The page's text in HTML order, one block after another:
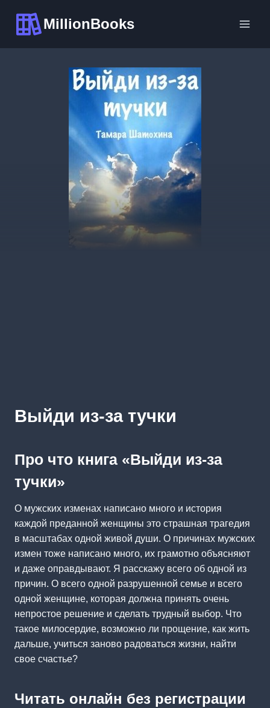
содержимому
MillionBooks
Выйди из-за тучки
Про что книга «Выйди из-за
тучки»
О мужских изменах написано много и история
каждой преданной женщины это страшная трагедия
в масштабах одной живой души. О причинах мужских
измен тоже написано много, их грамотно объясняют
и даже оправдывают. Я расскажу всего об одной из
причин. О всего одной разрушенной семье и всего
одной женщине, которая должна принять очень
непростое решение и сделать трудный выбор. Что
такое милосердие, возможно ли прощение, как жить
дальше, учиться заново радоваться жизни, найти
свое счастье?
Читать онлайн без регистрации